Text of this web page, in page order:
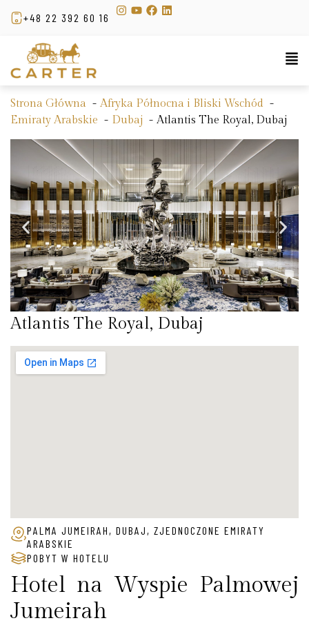
+48 22 392 60 16
Strona Główna
Afryka Północna i Bliski Wschód
Emiraty Arabskie
Dubaj Atlantis The Royal, Dubaj
Atlantis The Royal, Dubaj
PALMA JUMEIRAH, DUBAJ, ZJEDNOCZONE EMIRATY
ARABSKIE
POBYT W HOTELU
Hotel na Wyspie Palmowej
Jumeirah